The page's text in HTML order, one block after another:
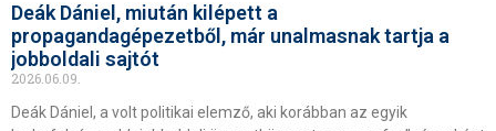
Deák Dániel, miután kilépett a
propagandagépezetből, már unalmasnak tartja a
jobboldali sajtót
2026.06.09.
Deák Dániel, a volt politikai elemző, aki korábban az egyik